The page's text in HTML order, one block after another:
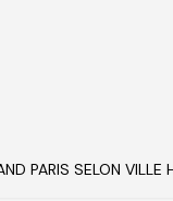
PARIS SELON VILLE